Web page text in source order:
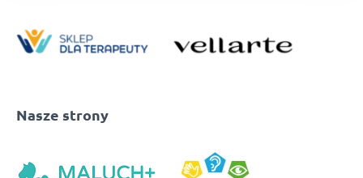
Nasze strony